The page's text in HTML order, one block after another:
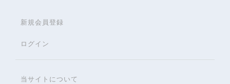
新規会員登録
ログイン
当サイトについて